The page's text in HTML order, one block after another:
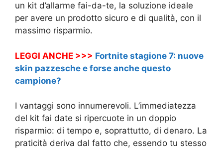
un kit d’allarme fai-da-te, la soluzione ideale
per avere un prodotto sicuro e di qualità, con il
massimo risparmio.
LEGGI ANCHE >>> Fortnite stagione 7: nuove
skin pazzesche e forse anche questo
campione?
I vantaggi sono innumerevoli. L’immediatezza
del kit fai date si ripercuote in un doppio
risparmio: di tempo e, soprattutto, di denaro. La
praticità deriva dal fatto che, essendo tu stesso